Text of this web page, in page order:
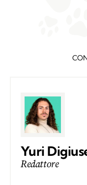
Yuri
Redattore